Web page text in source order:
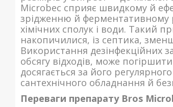
Microbec сприяє швидкому й
зрідженню й ферментативному
хімічних сполук і води. Такий
накопичилися, із септика,
Використання дезінфекційних
обсягу відходів, може
досягається за його
сантехнічного обладнання й
Переваги препарату Bros